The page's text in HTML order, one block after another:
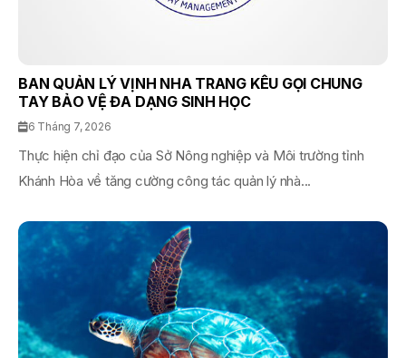
BAN QUẢN LÝ VỊNH NHA TRANG KÊU GỌI CHUNG
TAY BẢO VỆ ĐA DẠNG SINH HỌC
6 Tháng 7, 2026
Thực hiện chỉ đạo của Sở Nông nghiệp và Môi trường tỉnh
Khánh Hòa về tăng cường công tác quản lý nhà...